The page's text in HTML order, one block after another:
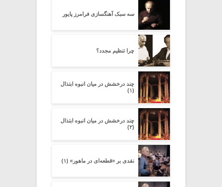
سه سبک آهنگسازی فرامرز پایور
چرا تنظیم مجدد؟
چند درخشش در میان انبوه ابتذال
(۱)
چند درخشش در میان انبوه ابتذال
(۲)
نقدی بر «قطعه‌ای در ماهور» (۱)